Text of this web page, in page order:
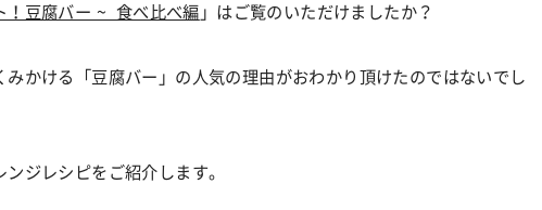
！豆腐バー ~ 食べ比べ編 」はご覧のいただけましたか？
かける「豆腐バー」の人気の理由がおわかり頂けたのではないでし
ジレシピをご紹介します。